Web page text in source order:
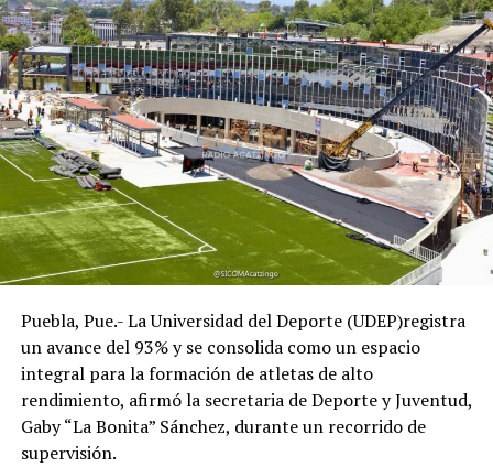
Puebla, Pue.- La Universidad del Deporte (UDEP)registra
un avance del 93% y se consolida como un espacio
integral para la formación de atletas de alto
rendimiento, afirmó la secretaria de Deporte y Juventud,
Gaby “La Bonita” Sánchez, durante un recorrido de
supervisión.